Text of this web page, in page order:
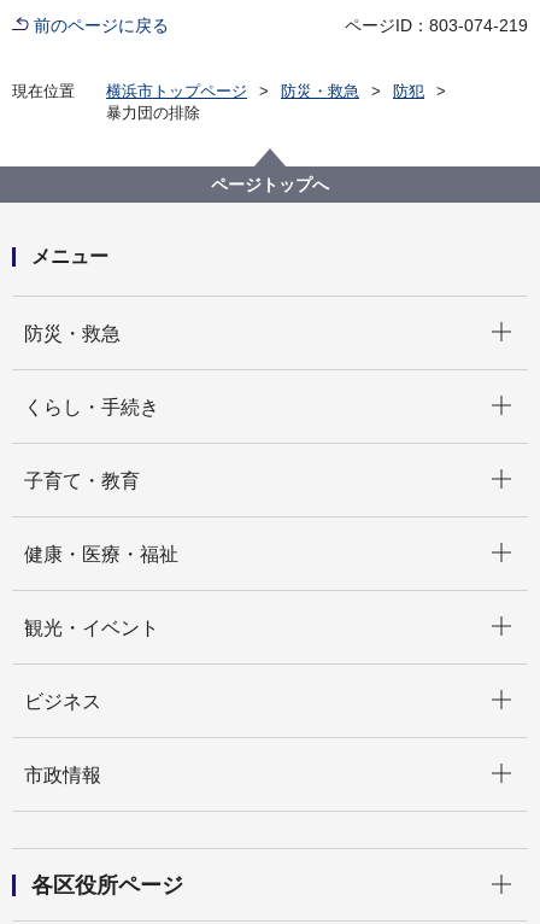
前のページに戻る ページID：803-074-219
現在位置 横浜市トップページ 防災・救急
防犯
暴力団の排除
ページトップへ
メニュー
防災・救急
くらし・手続き
子育て・教育
健康・医療・福祉
観光・イベント
ビジネス
市政情報
各区役所ページ